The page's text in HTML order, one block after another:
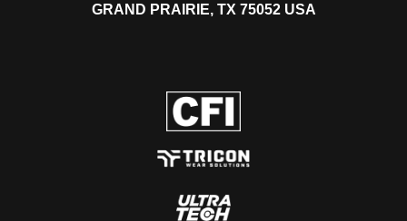
GRAND PRAIRIE, TX 75052 USA